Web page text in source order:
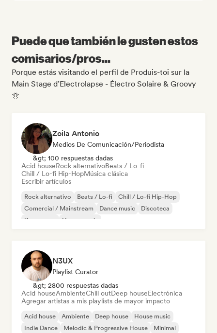
Puede que también le gusten estos
comisarios/pros...
Porque estás visitando el perfil de Produis-toi sur la
Main Stage d’Electrolapse - Électro Solaire & Groovy
🌞
Zoila Antonio
Medios De Comunicación/Periodista
&gt; 100 respuestas dadas
Acid houseRock alternativoBeats / Lo-fi
Chill / Lo-fi Hip-HopMúsica clásica
Escribir artículos
Rock alternativo Beats / Lo-fi
Chill / Lo-fi Hip-Hop
Comercial / Mainstream
Dance music
Discoteca
Dream pop
House music
N3UX
Playlist Curator
&gt; 2800 respuestas dadas
Acid houseAmbienteChill outDeep houseElectrónica
Agregar artistas a mis playlists de mayor impacto
Acid house Ambiente Deep house
House music
Indie Dance
Melodic & Progressive House
Minimal